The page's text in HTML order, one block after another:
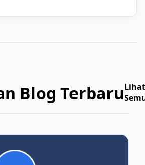
Blog TerbaruLihat